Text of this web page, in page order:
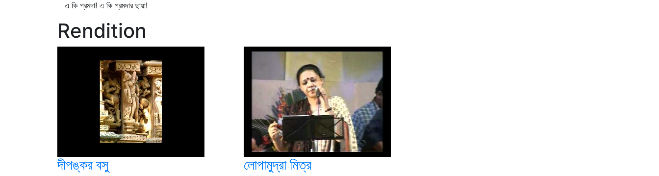
এ কি প্রমদা! এ কি প্রমদার ছায়া!
Rendition
দীপঙ্কর বসু লোপামুদ্রা মিত্র